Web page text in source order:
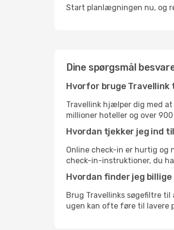
Start planlægningen nu, og
Dine spørgsmål
Hvorfor bruge Travellink
Travellink hjælper dig med
millioner hoteller og over
Hvordan tjekker jeg ind
Online check-in er hurtig og
check-in-instruktioner, du
Hvordan finder jeg
Brug Travellinks søgefiltre
ugen kan ofte føre til lavere